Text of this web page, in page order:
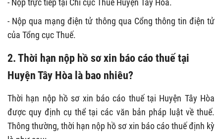
- Nộp trực tiếp tại Chi cục Thuế Huyện Tây Hòa.
- Nộp qua mạng điện tử thông qua Cổng thông tin điện tử
của Tổng cục Thuế.
2. Thời hạn nộp hồ sơ xin báo cáo thuế tại
Huyện Tây Hòa là bao nhiêu?
Thời hạn nộp hồ sơ xin báo cáo thuế tại Huyện Tây Hòa
được quy định cụ thể tại các văn bản pháp luật về thuế.
Thông thường, thời hạn nộp hồ sơ xin báo cáo thuế định kỳ